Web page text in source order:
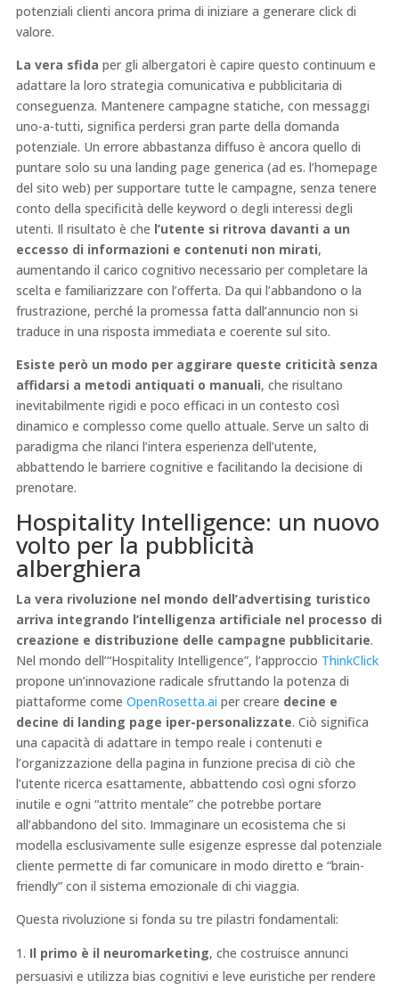
potenziali clienti ancora prima di iniziare a generare click di
valore.
La vera sfida per gli albergatori è capire questo continuum e
adattare la loro strategia comunicativa e pubblicitaria di
conseguenza. Mantenere campagne statiche, con messaggi
uno-a-tutti, significa perdersi gran parte della domanda
potenziale. Un errore abbastanza diffuso è ancora quello di
puntare solo su una landing page generica (ad es. l’homepage
del sito web) per supportare tutte le campagne, senza tenere
conto della specificità delle keyword o degli interessi degli
utenti. Il risultato è che l’utente si ritrova davanti a un
eccesso di informazioni e contenuti non mirati,
aumentando il carico cognitivo necessario per completare la
scelta e familiarizzare con l’offerta. Da qui l’abbandono o la
frustrazione, perché la promessa fatta dall’annuncio non si
traduce in una risposta immediata e coerente sul sito.
Esiste però un modo per aggirare queste criticità senza
affidarsi a metodi antiquati o manuali, che risultano
inevitabilmente rigidi e poco efficaci in un contesto così
dinamico e complesso come quello attuale. Serve un salto di
paradigma che rilanci l’intera esperienza dell’utente,
abbattendo le barriere cognitive e facilitando la decisione di
prenotare.
Hospitality Intelligence: un nuovo
volto per la pubblicità
alberghiera
La vera rivoluzione nel mondo dell’advertising turistico
arriva integrando l’intelligenza artificiale nel processo di
creazione e distribuzione delle campagne pubblicitarie.
Nel mondo dell’“Hospitality Intelligence”, l’approccio ThinkClick
propone un’innovazione radicale sfruttando la potenza di
piattaforme come OpenRosetta.ai per creare decine e
decine di landing page iper-personalizzate. Ciò significa
una capacità di adattare in tempo reale i contenuti e
l’organizzazione della pagina in funzione precisa di ciò che
l’utente ricerca esattamente, abbattendo così ogni sforzo
inutile e ogni “attrito mentale” che potrebbe portare
all’abbandono del sito. Immaginare un ecosistema che si
modella esclusivamente sulle esigenze espresse dal potenziale
cliente permette di far comunicare in modo diretto e “brain-
friendly” con il sistema emozionale di chi viaggia.
Questa rivoluzione si fonda su tre pilastri fondamentali:
Il primo è il neuromarketing, che costruisce annunci
persuasivi e utilizza bias cognitivi e leve euristiche per rendere